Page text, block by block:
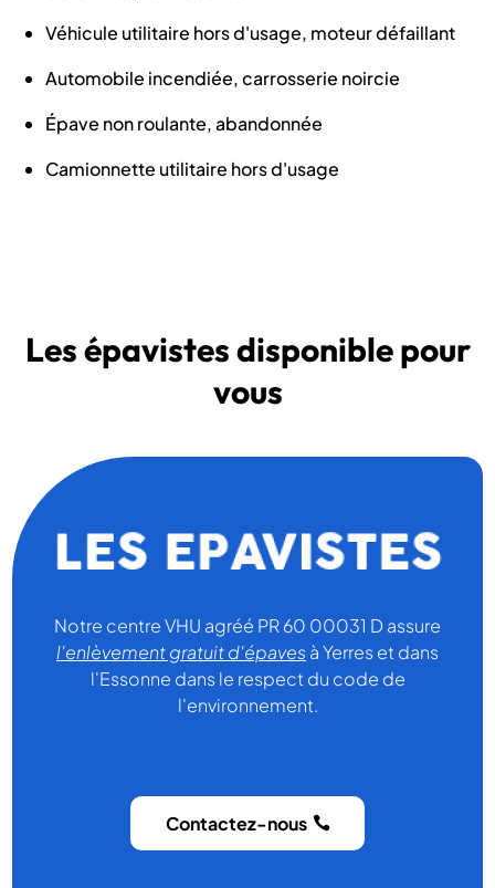
Véhicule utilitaire hors d'usage, moteur défaillant
Automobile incendiée, carrosserie noircie
Épave non roulante, abandonnée
Camionnette utilitaire hors d'usage
Les épavistes disponible pour
vous
Notre centre VHU agréé PR 60 00031 D assure
l'enlèvement gratuit d'épaves à Yerres et dans
l'Essonne dans le respect du code de
l'environnement.
Contactez-nous